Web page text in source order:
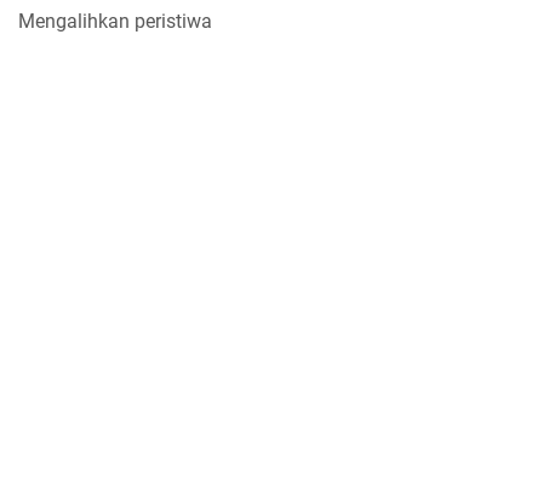
Mengalihkan peristiwa